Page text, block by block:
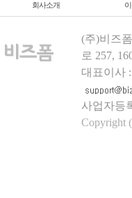
회사소개
(주)비즈
로 257,
대표이사
사업자등
Copyright